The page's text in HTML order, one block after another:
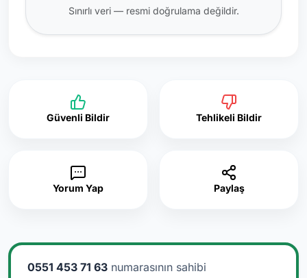
Sınırlı veri — resmi doğrulama değildir.
Güvenli Bildir Tehlikeli Bildir
Yorum Yap Paylaş
0551 453 71 63 numarasının sahibi